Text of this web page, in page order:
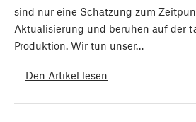
sind nur eine Schätzung zum
Aktualisierung und beruhen auf der
Produktion. Wir tun unser…
Den Artikel lesen